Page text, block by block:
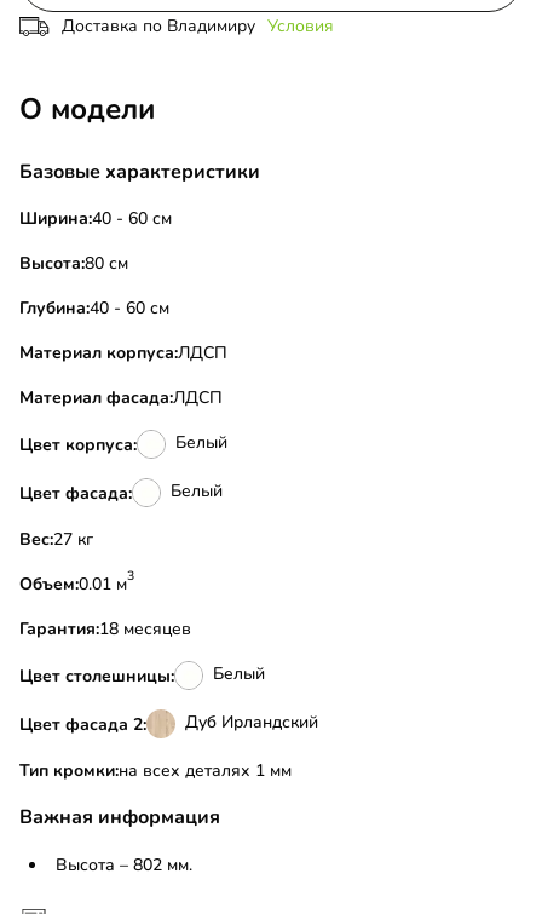
Доставка по Владимиру Условия
О модели
Базовые характеристики
Ширина:40 - 60 см
Высота:80 см
Глубина:40 - 60 см
Материал корпуса:ЛДСП
Материал фасада:ЛДСП
Цвет корпуса: Белый
Цвет фасада: Белый
Вес:
27 кг
Объем:
0.01 м3
Гарантия:18 месяцев
Цвет столешницы: Белый
Цвет фасада 2: Дуб Ирландский
Тип кромки:на всех деталях 1 мм
Важная информация
Высота – 802 мм.